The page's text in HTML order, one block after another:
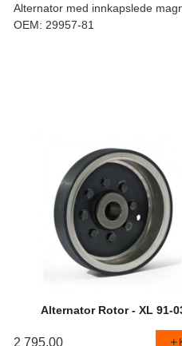
Alternator med innkapslede
OEM: 29957-81
Alternator Rotor - XL 91-
2 795,00